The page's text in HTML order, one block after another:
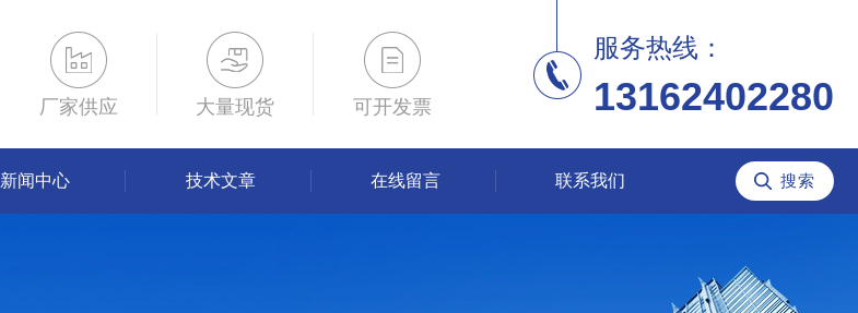
厂家供应 大量现货 可开发票
服务热线：
13162402280
新闻中心 技术文章 在线留言 联系我们